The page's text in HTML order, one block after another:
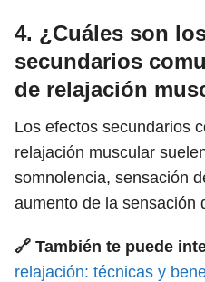
4. ¿Cuáles son
secundarios
de relajación
Los efectos secundarios
relajación muscular
somnolencia, sensación
aumento de la sensación
🔗 También te puede
relajación: técnicas y